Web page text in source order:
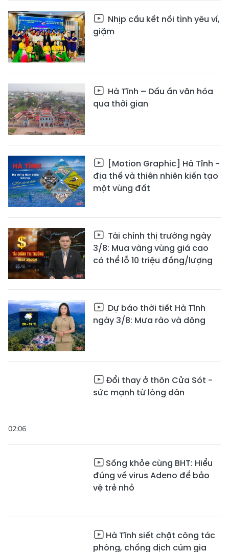
Nhịp cầu kết nối tình yêu ví,
giặm
Hà Tĩnh – Dấu ấn văn hóa
qua thời gian
[Motion Graphic] Hà Tĩnh -
địa thế và thiên nhiên kiến tạo
một vùng đất
Tài chính thị trường ngày
3/8: Mua vàng vùng giá cao
có thể lỗ 10 triệu đồng/lượng
Dự báo thời tiết Hà Tĩnh
ngày 3/8: Mưa rào và dông
02:06
Đổi thay ở thôn Cửa Sót -
sức mạnh từ lòng dân
Sống khỏe cùng BHT: Hiểu
đúng về virus Adeno để bảo
vệ trẻ nhỏ
Hà Tĩnh siết chặt công tác
phòng, chống dịch cúm gia